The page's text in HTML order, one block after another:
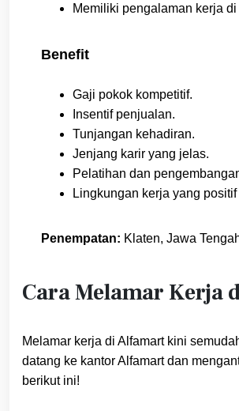
Memiliki pengalaman kerja
Benefit
Gaji pokok kompetitif.
Insentif penjualan.
Tunjangan kehadiran.
Jenjang karir yang jelas.
Pelatihan dan
Lingkungan kerja yang
Penempatan: Klaten, Jawa
Cara Melamar Kerja
Melamar kerja di Alfamart kini
datang ke kantor Alfamart dan
berikut ini!